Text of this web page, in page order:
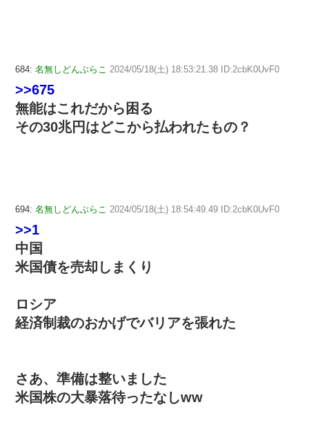
684: 名無しどんぶらこ 2024/05/18(土) 18:53:21.38 ID:2cbK0UvF0
>>675
無能はこれだから困る
その30兆円はどこから払われたもの？
694: 名無しどんぶらこ 2024/05/18(土) 18:54:49.49 ID:2cbK0UvF0
>>1
中国
米国債を売却しまくり
ロシア
経済制裁のおかげでバリアを張れた
さあ、準備は整いました
米国株の大暴落待ったなしww